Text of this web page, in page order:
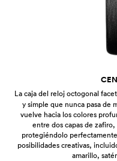
La caja del reloj octogonal
y simple que nunca pasa de
vuelve hacia los colores
entre dos capas de
protegiéndolo
posibilidades creativas,
amarillo,